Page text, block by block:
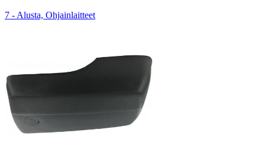
7 - Alusta, Ohjainlaitteet